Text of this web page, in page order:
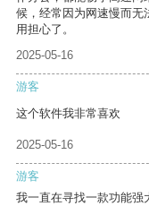
候，经常因为网速慢而无
用担心了。
2025-05-16
游客
这个软件我非常喜欢
2025-05-16
游客
我一直在寻找一款功能强